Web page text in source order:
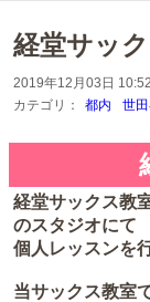
経堂サッ
2019年12月03日 10:52
カテゴリ：
都内 世
経堂サックス教
のスタジオにて
個人レッスンを
当サックス教室